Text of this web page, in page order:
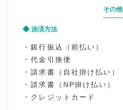
その他
決済方法
・銀行振込（前払い）
・代金引換便
・請求書（自社掛け払い）
・請求書（NP掛け払い）
・クレジットカード